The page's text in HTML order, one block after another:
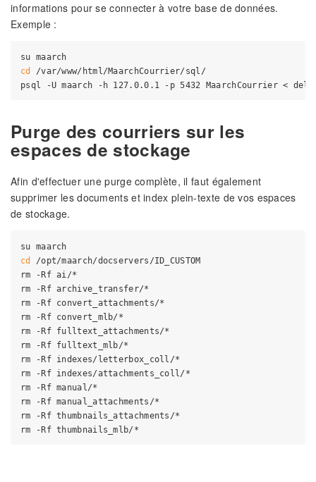
informations pour se connecter à votre base de données.
Exemple :
cd
/var/www/html/MaarchCourrier/sql/
Purge des courriers sur les
espaces de stockage
Afin d'effectuer une purge complète, il faut également
supprimer les documents et index plein-texte de vos espaces
de stockage.
cd
/opt/maarch/docservers/ID_CUSTOM
rm -Rf ai/*
rm -Rf archive_transfer/*
rm -Rf convert_attachments/*
rm -Rf convert_mlb/*
rm -Rf fulltext_attachments/*
rm -Rf fulltext_mlb/*
rm -Rf indexes/letterbox_coll/*
rm -Rf indexes/attachments_coll/*
rm -Rf manual/*
rm -Rf manual_attachments/*
rm -Rf thumbnails_attachments/*